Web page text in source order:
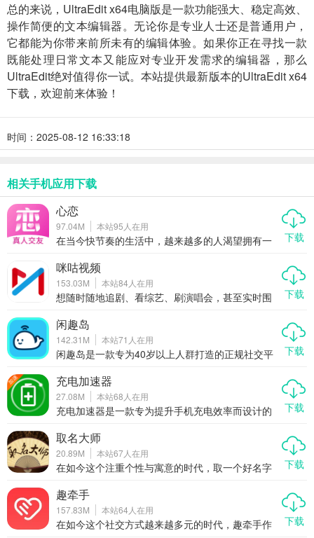
总的来说，UltraEdit x64电脑版是一款功能强大、稳定高效、
操作简便的文本编辑器。无论你是专业人士还是普通用户，
它都能为你带来前所未有的编辑体验。如果你正在寻找一款
既能处理日常文本又能应对专业开发需求的编辑器，那么
UltraEdit绝对值得你一试。本站提供最新版本的UltraEdit x64
下载，欢迎前来体验！
时间：2025-08-12 16:33:18
相关手机应用下载
心恋
97.04M 本站95 人在用
在当今快节奏的生活中，越来越多的人渴望拥有一
个对的人。心恋作为一款专注于打造真实、安全、
有趣交友体验的社交APP，正逐渐成为单身人群心
中的“恋爱加速器”。它不仅提供视频、语音、文字等
多种互动方式，还通过真人认证、智能匹配、动态
聊聊，为什么心恋能成为你脱单路上的贴心助手。
下载
咪咕视频
153.03M 本站84 人在用
想随时随地追剧、看综艺、刷演唱会，甚至实时围
绝对是你的手机里不能少的一款全能型视频APP。
它不只是一个简单的播放器，更像是一个集影视、
体育、综艺、直播于一体的移动娱乐中心。无论你
是剧迷、球迷，还是爱追星的粉丝党，咪咕视频都
聊，为什么这款APP能成为越来越多人的追剧看赛
首选。
下载
闲趣岛
142.31M 本站71 人在用
闲趣岛是一款专为40岁以上人群打造的正规社交平
的交友环境。无论你是想找志同道合的朋友一起线
下聚会，还是单身想寻找另一半，亦或是只是想找
人聊聊天、唱唱歌、打发时间，闲趣岛都能满足你
的需求。在这里，你可以加入同城群、兴趣群，结
活。
下载
充电加速器
27.08M 本站68 人在用
充电加速器是一款专为提升手机充电效率而设计的
过优化手机的充电流程，这款应用让用户的手机在
短时间内恢复更多电量，无论是外出办事、观看视
频、聊天还是约会，都能有效缓解因电量不足带来
的焦虑感。作为一款高效实用的工具类应用，充电
机型。
下载
取名大师
20.89M 本站67人在用
在如今这个注重个性与寓意的时代，取一个好名字
名、公司命名，还是网名、游戏角色取名，一个好
的名字不仅能带来好运，还能体现个人品味。取名
大师作为一款专业的起名工具类APP，结合了命理
学、五行学、三才五格等传统理论，帮助用户精准
下载
趣牵手
157.83M 本站64 人在用
在如今这个社交方式越来越多元的时代，趣牵手作
下载